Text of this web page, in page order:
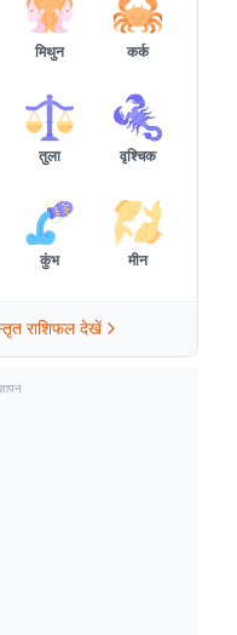
मिथुन कर्क
तुला वृश्चिक
कुंभ मीन
राशिफल देखें